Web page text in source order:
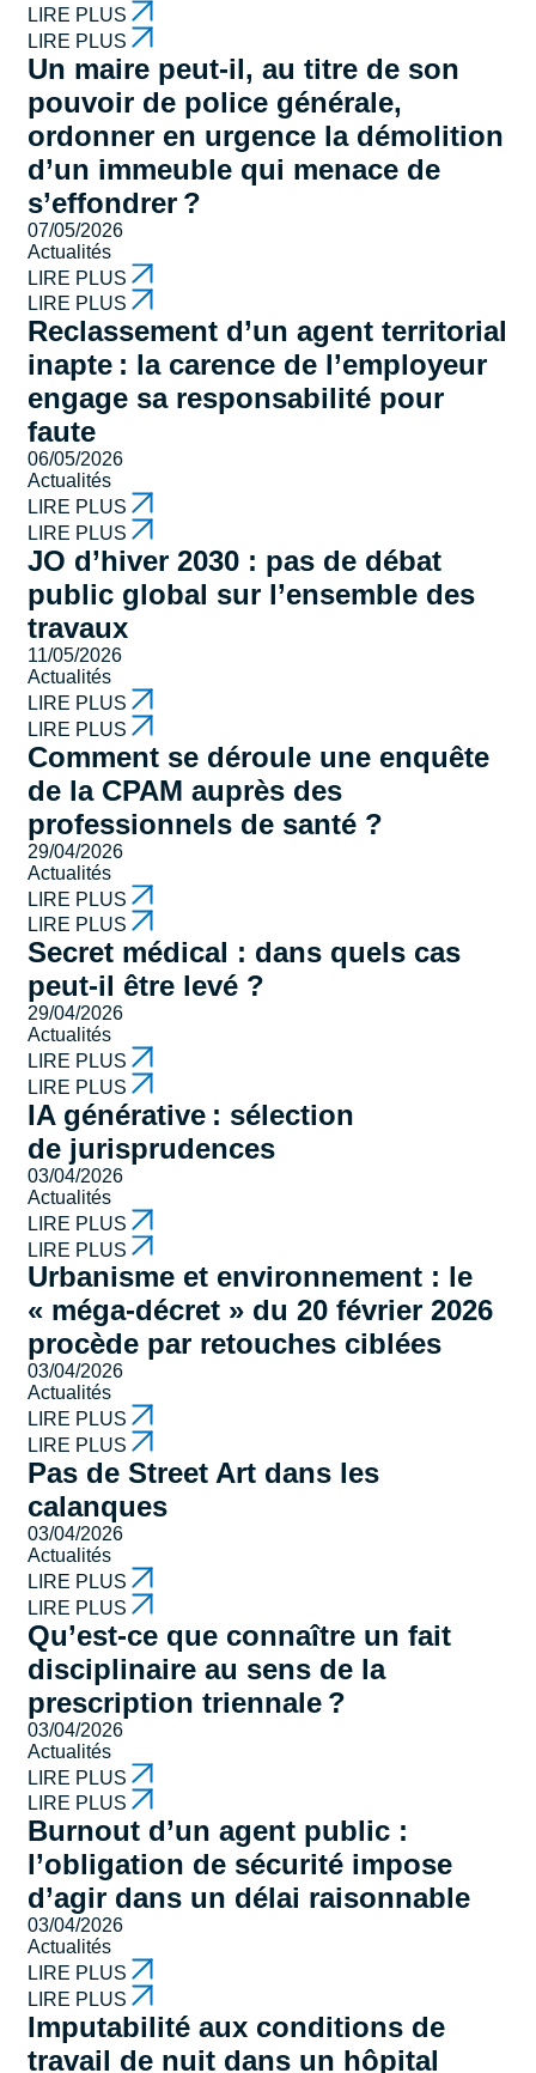
LIRE PLUS
LIRE PLUS
Un maire peut-il, au titre de son
pouvoir de police générale,
ordonner en urgence la démolition
d’un immeuble qui menace de
s’effondrer ?
07/05/2026
Actualités
LIRE PLUS
LIRE PLUS
Reclassement d’un agent territorial
inapte : la carence de l’employeur
engage sa responsabilité pour
faute
06/05/2026
Actualités
LIRE PLUS
LIRE PLUS
JO d’hiver 2030 : pas de débat
public global sur l’ensemble des
travaux
11/05/2026
Actualités
LIRE PLUS
LIRE PLUS
Comment se déroule une enquête
de la CPAM auprès des
professionnels de santé ?
29/04/2026
Actualités
LIRE PLUS
LIRE PLUS
Secret médical : dans quels cas
peut-il être levé ?
29/04/2026
Actualités
LIRE PLUS
LIRE PLUS
IA générative : sélection
de jurisprudences
03/04/2026
Actualités
LIRE PLUS
LIRE PLUS
Urbanisme et environnement : le
« méga-décret » du 20 février 2026
procède par retouches ciblées
03/04/2026
Actualités
LIRE PLUS
LIRE PLUS
Pas de Street Art dans les
calanques
03/04/2026
Actualités
LIRE PLUS
LIRE PLUS
Qu’est-ce que connaître un fait
disciplinaire au sens de la
prescription triennale ?
03/04/2026
Actualités
LIRE PLUS
LIRE PLUS
Burnout d’un agent public :
l’obligation de sécurité impose
d’agir dans un délai raisonnable
03/04/2026
Actualités
LIRE PLUS
LIRE PLUS
Imputabilité aux conditions de
travail de nuit dans un hôpital